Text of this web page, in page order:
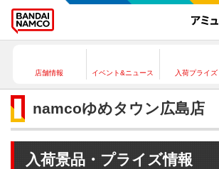
店舗情報 イベント&ニュース 入荷プライズ
namcoゆめタウン広島店
入荷景品・プライズ情報